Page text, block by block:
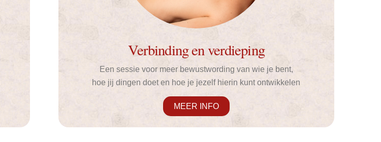
Verbinding en verdieping
Een sessie voor meer bewustwording van wie je bent,
hoe jij dingen doet en hoe je jezelf hierin kunt ontwikkelen
MEER INFO